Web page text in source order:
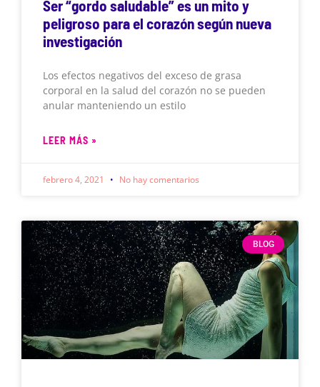
Ser “gordo saludable” es un mito y
peligroso para el corazón según nueva
investigación
Los efectos negativos del exceso de grasa
corporal en la salud del corazón no se pueden
anular manteniendo un estilo
LEER MÁS »
febrero 4, 2021 No hay comentarios
BLOG